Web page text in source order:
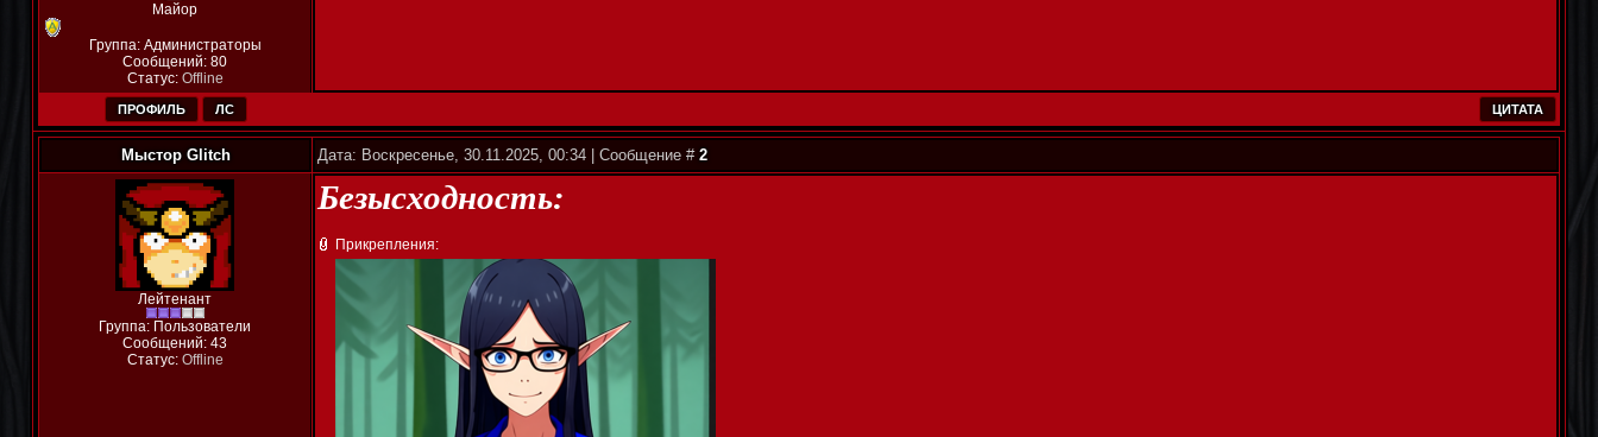
Майор
Группа: Администраторы
Сообщений: 80
Статус: Offline
ПРОФИЛЬ ЛС ЦИТАТА
Мыстор Glitch Дата: Воскресенье, 30.11.2025, 00:34 | Сообщение # 2
Лейтенант
Группа: Пользователи
Сообщений: 43
Статус: Offline
Безысходность:
Прикрепления: